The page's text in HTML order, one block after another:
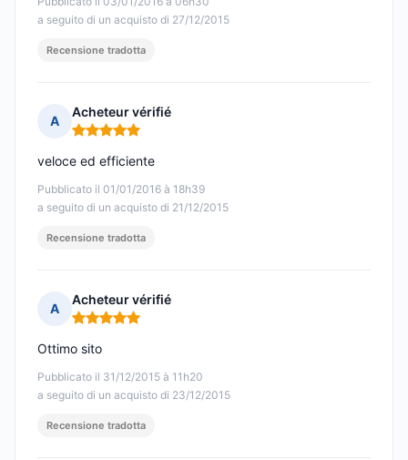
a seguito di un acquisto di 27/12/2015
Recensione tradotta
A
Acheteur vérifié
Nota: 5 su 5
Pubblicato il 01/01/2016 à 18h39
a seguito di un acquisto di 21/12/2015
veloce ed efficiente
Recensione tradotta
A
Acheteur vérifié
Nota: 5 su 5
Pubblicato il 31/12/2015 à 11h20
a seguito di un acquisto di 23/12/2015
Ottimo sito
Recensione tradotta